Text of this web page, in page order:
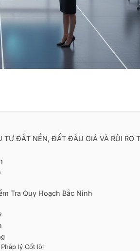
ĐẤT NỀN, ĐẤT ĐẤU GIÁ VÀ RỦI RO
Tra Quy Hoạch Bắc Ninh
lý Cốt lõi